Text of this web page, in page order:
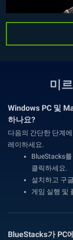
미
Windows PC 및
하나요?
다음의 간단한 단계
레이하세요.
BlueStacks
클릭하세요.
설치하고 구
게임 실행 및
BlueStacks가 PC